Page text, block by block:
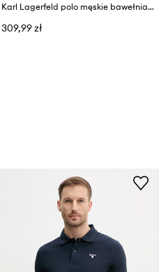
Karl Lagerfeld polo męskie bawełniane z elastanem
309,99 zł